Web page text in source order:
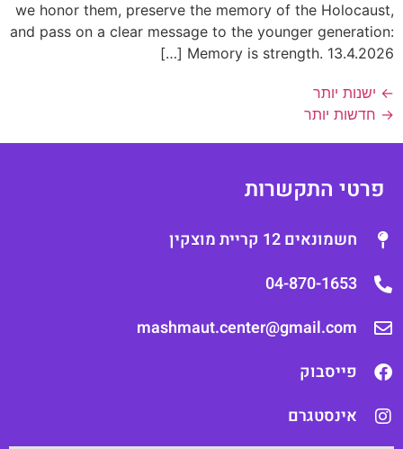
we honor them, preserve the memory of the
and pass on a clear message to the younger
Memory is strength. 13.4.2026
ישנות יותר
חדשות יותר
התקשרות
חשמונאים 12 קריית מוצקין
04-870-1653
mashmaut.center@gmail.com
פייסבוק
אינסטגרם